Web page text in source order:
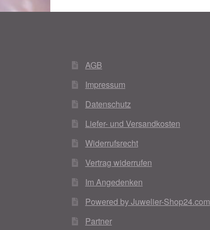
AGB
Impressum
Datenschutz
Liefer- und Versandkosten
Widerrufsrecht
Vertrag widerrufen
Im Angedenken
Powered by Juwelier-Shop24.com
Partner